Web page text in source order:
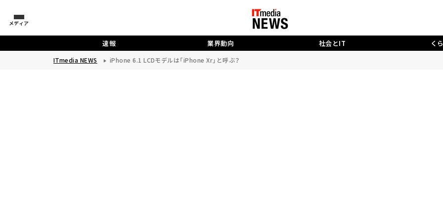
メディア
速報 業界動向 社会とIT く
ITmedia NEWS iPhone 6.1 LCDモデルは「iPhone Xr」と呼ぶ？